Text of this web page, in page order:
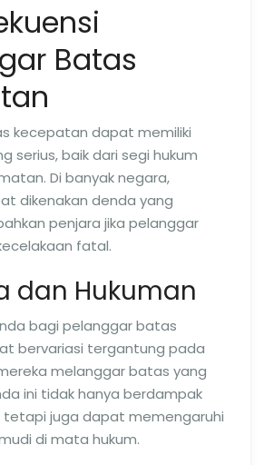
Batas
kecepatan dapat memiliki
serius, baik dari segi hukum
Di banyak negara,
dikenakan denda yang
penjara jika pelanggar
fatal.
dan Hukuman
bagi pelanggar batas
bervariasi tergantung pada
melanggar batas yang
ini tidak hanya berdampak
tetapi juga dapat memengaruhi
di mata hukum.